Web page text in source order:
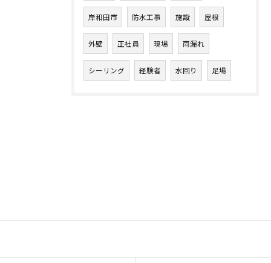
岸和田市 防水工事 施設 屋根
外壁 正社員 現場 雨漏れ
シーリング 経験者 水回り 足場